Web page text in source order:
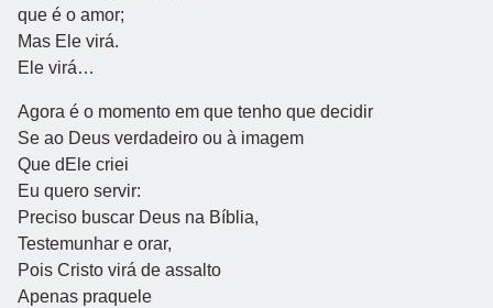
que é o amor;
Mas Ele virá.
Ele virá…
Agora é o momento em que tenho que decidir
Se ao Deus verdadeiro ou à imagem
Que dEle criei
Eu quero servir:
Preciso buscar Deus na Bíblia,
Testemunhar e orar,
Pois Cristo virá de assalto
Apenas praquele